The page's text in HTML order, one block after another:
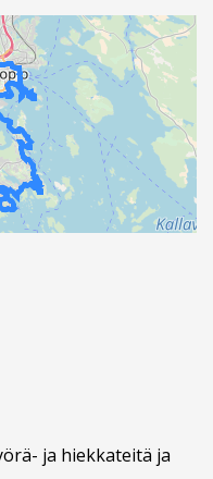
ja hiekkateitä ja